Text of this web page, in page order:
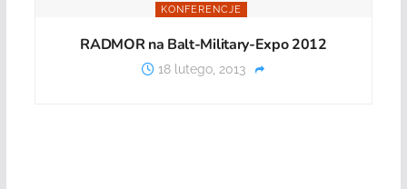
KONFERENCJE
RADMOR na Balt-Military-Expo 2012
18 lutego, 2013